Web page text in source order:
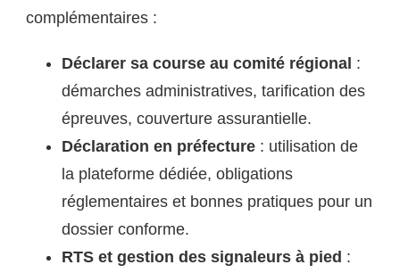
complémentaires :
Déclarer sa course au comité régional :
démarches administratives, tarification des
épreuves, couverture assurantielle.
Déclaration en préfecture : utilisation de
la plateforme dédiée, obligations
réglementaires et bonnes pratiques pour un
dossier conforme.
RTS et gestion des signaleurs à pied :